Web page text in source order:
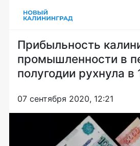
Прибыльность
промышленности в
полугодии рухнула в
07 сентября 2020, 12:21